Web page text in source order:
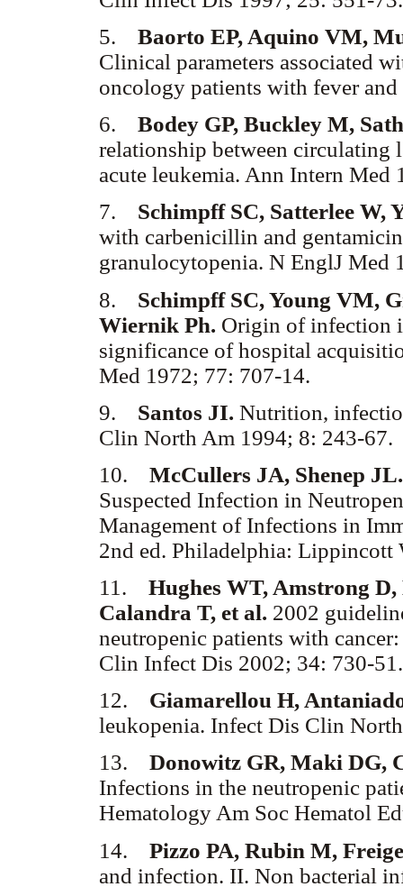
5. Baorto EP, Aquino VM,
Clinical parameters associated
oncology patients with fever
6. Bodey GP, Buckley M,
relationship between circulating
acute leukemia. Ann Intern Med
7. Schimpff SC, Satterlee W,
with carbenicillin and
granulocytopenia. N EnglJ Med
8. Schimpff SC, Young VM,
Wiernik Ph. Origin of infection
significance of hospital
Med 1972; 77: 707-14.
9. Santos JI. Nutrition,
Clin North Am 1994; 8: 243-67.
10. McCullers JA, Shenep
Suspected Infection in
Management of Infections in
2nd ed. Philadelphia:
11. Hughes WT, Amstrong
Calandra T, et al. 2002
neutropenic patients with
Clin Infect Dis 2002; 34: 730-51.
12. Giamarellou H,
leukopenia. Infect Dis Clin
13. Donowitz GR, Maki DG,
Infections in the neutropenic
Hematology Am Soc Hematol
14. Pizzo PA, Rubin M,
and infection. II. Non bacterial